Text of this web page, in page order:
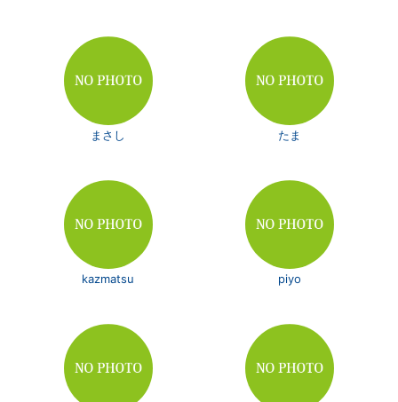
まさし たま
kazmatsu piyo